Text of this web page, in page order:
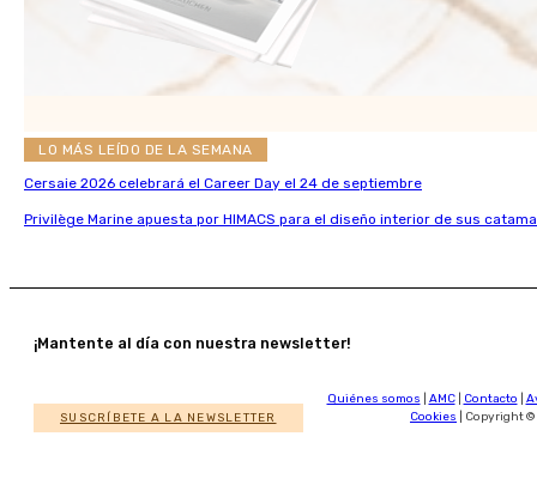
LO MÁS LEÍDO DE LA SEMANA
Cersaie 2026 celebrará el Career Day el 24 de septiembre
Privilège Marine apuesta por HIMACS para el diseño interior de sus
¡Mantente al día con nuestra newsletter!
SUSCRÍBETE A LA NEWSLETTER
Quiénes somos AMC| Contacto
Cookies | Copyright